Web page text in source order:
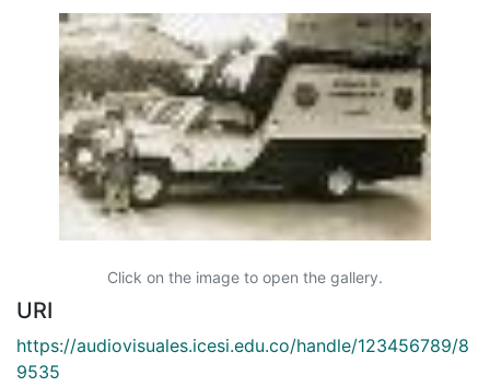
Click on the image to open the gallery.
URI
https://audiovisuales.icesi.edu.co/handle/123456789/8
9535